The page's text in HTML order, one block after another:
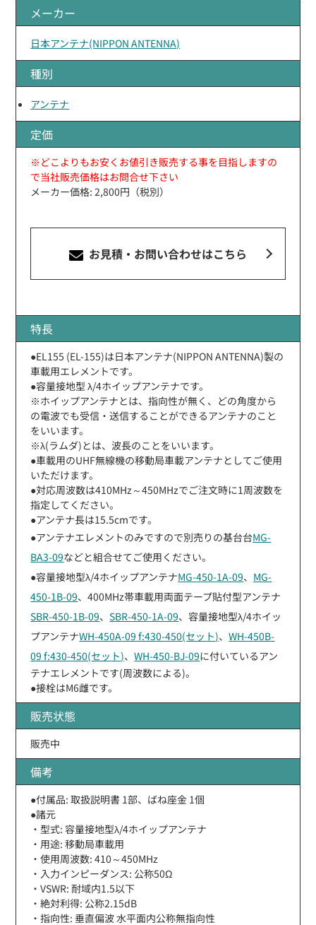
メーカー
日本アンテナ(NIPPON ANTENNA)
種別
アンテナ
定価
※どこよりもお安くお値引き販売する事を目指しますの
で当社販売価格はお問合せ下さい
メーカー価格: 2,800円（税別）
お見積・お問い合わせはこちら
特長
●EL155 (EL-155)は日本アンテナ(NIPPON ANTENNA)製の
車載用エレメントです。
●容量接地型 λ/4ホイップアンテナです。
※ホイップアンテナとは、指向性が無く、どの角度から
の電波でも受信・送信することができるアンテナのこと
をいいます。
※λ(ラムダ)とは、波長のことをいいます。
●車載用のUHF無線機の移動局車載アンテナとしてご使用
いただけます。
●対応周波数は410MHz～450MHzでご注文時に1周波数を
指定してください。
●アンテナ長は15.5cmです。
●アンテナエレメントのみですので別売りの基台台MG-
BA3-09などと組合せてご使用ください。
●容量接地型λ/4ホイップアンテナMG-450-1A-09、 MG-
450-1B-09、400MHz帯車載用両面テープ貼付型アンテナ
SBR-450-1B-09、SBR-450-1A-09、容量接地型λ/4ホイッ
プアンテナWH-450A-09 f:430-450(セット)、WH-450B-
09 f:430-450(セット)、WH-450-BJ-09に付いているアン
テナエレメントです(周波数による)。
●接栓はM6雌です。
販売状態
販売中
備考
●付属品: 取扱説明書 1部、ばね座金 1個
●諸元
・型式: 容量接地型λ/4ホイップアンテナ
・用途: 移動局車載用
・使用周波数: 410～450MHz
・入力インピーダンス: 公称50Ω
・VSWR: 耐域内1.5以下
・絶対利得: 公称2.15dB
・指向性: 垂直偏波 水平面内公称無指向性